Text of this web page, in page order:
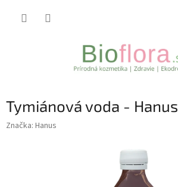
Tymiánová voda - Hanus
Značka: Hanus